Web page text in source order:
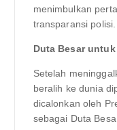
menimbulkan
transparansi polisi.
Duta Besar
Setelah
beralih ke dunia
dicalonkan oleh
sebagai Duta